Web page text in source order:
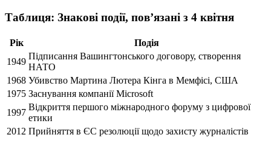
Таблиця: Знакові події, пов’язані з 4 квітня
Рік
Подія
1949
Підписання Вашингтонського договору, створення
НАТО
1968 Убивство Мартина Лютера Кінга в Мемфісі, США
1975 Заснування компанії Microsoft
1997
Відкриття першого міжнародного форуму з цифрової
етики
2012 Прийняття в ЄС резолюції щодо захисту журналістів